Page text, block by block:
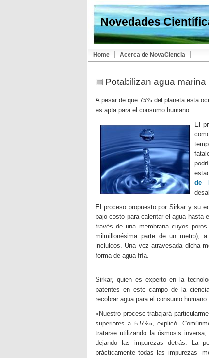
Novedades
Home Acerca de NovaCiencia
Potabilizan agua marina
A pesar de que 75% del planeta está
es apta para el consumo humano.
El
de
El proceso propuesto por Sirkar y su
bajo costo para calentar el agua hasta
través de una membrana cuyos
milmillonésima parte de un metro),
incluidos. Una vez atravesada dicha
forma de agua fría.
Sirkar, quien es experto en la
patentes en este campo de la
recobrar agua para el consumo
«Nuestro proceso trabajará
superiores a 5.5%», explicó.
tratarse utilizando la ósmosis
dejando las impurezas detrás. La
prácticamente todas las impurezas -